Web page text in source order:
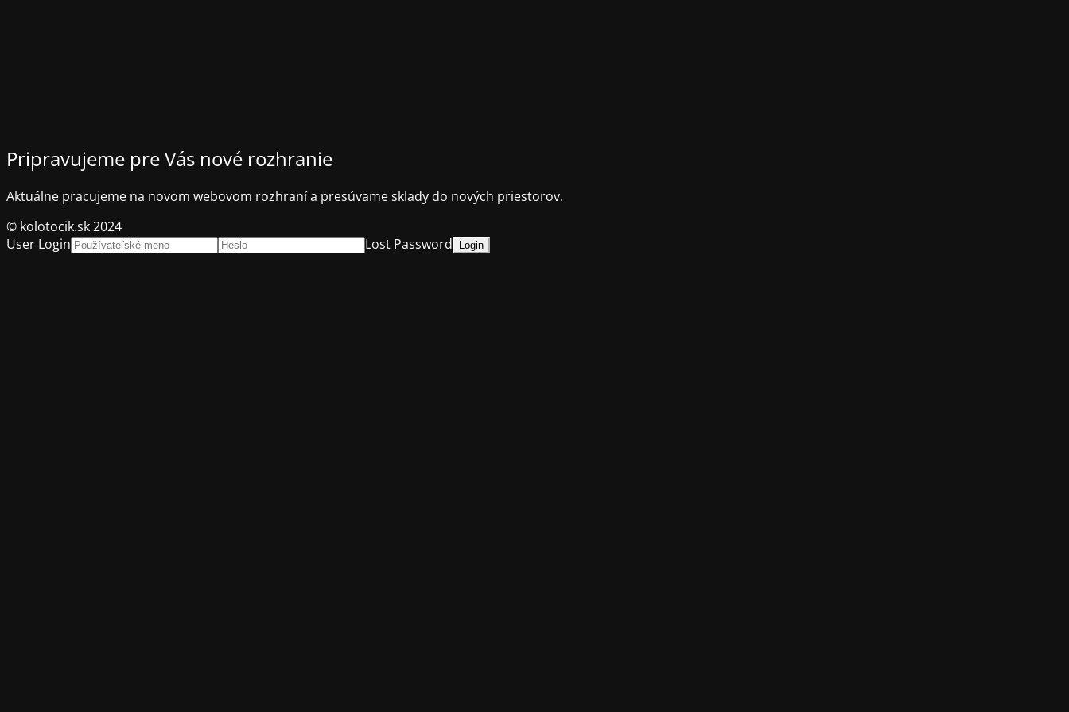
Pripravujeme pre Vás nové rozhranie
Aktuálne pracujeme na novom webovom rozhraní a presúvame sklady do nových priestorov.
© kolotocik.sk 2024
User Login
Lost Password